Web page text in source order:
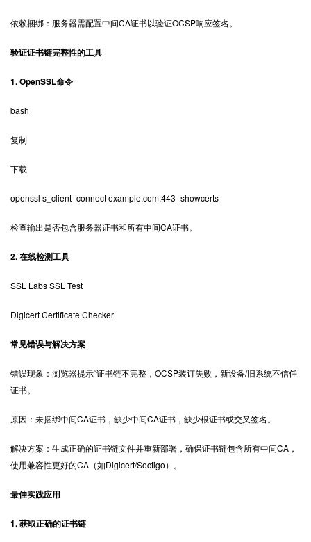
依赖捆绑：服务器需配置中间CA证书以验证OCSP响应签名。
验证证书链完整性的工具
1. OpenSSL命令
bash
复制
下载
openssl s_client -connect example.com:443 -showcerts
检查输出是否包含服务器证书和所有中间CA证书。
2. 在线检测工具
SSL Labs SSL Test
Digicert Certificate Checker
常见错误与解决方案
错误现象： 浏览器提示“证书链不完整，OCSP装订失败，新设备/旧系统不信任
证书。
原因：未捆绑中间CA证书，缺少中间CA证书，缺少根证书或交叉签名。
解决方案：生成正确的证书链文件并重新部署，确保证书链包含所有中间CA，
使用兼容性更好的CA（如Digicert/Sectigo）。
最佳实践应用
1. 获取正确的证书链